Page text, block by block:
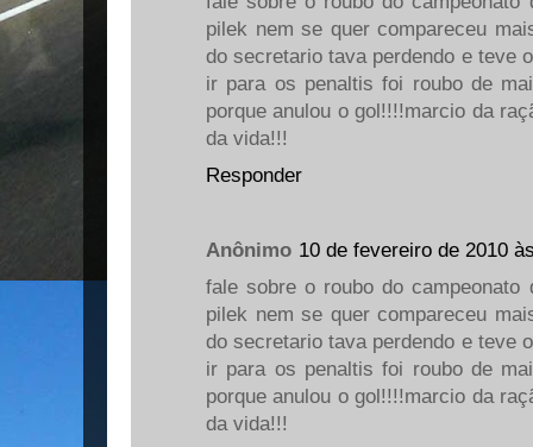
pilek nem se quer compareceu
do secretario tava perdendo e teve
ir para os penaltis foi roubo de
porque anulou o gol!!!!marcio da
da vida!!!
Responder
Anônimo 10 de fevereiro de 2010
fale sobre o roubo do
pilek nem se quer compareceu
do secretario tava perdendo e teve
ir para os penaltis foi roubo de
porque anulou o gol!!!!marcio da
da vida!!!